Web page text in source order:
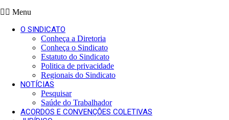
Menu
O SINDICATO
Conheça a Diretoria
Conheça o Sindicato
Estatuto do Sindicato
Politica de privacidade
Regionais do Sindicato
NOTÍCIAS
Pesquisar
Saúde do Trabalhador
ACORDOS E CONVENÇÕES COLETIVAS